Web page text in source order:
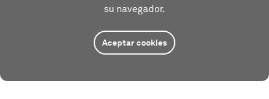
su navegador.
Aceptar cookies